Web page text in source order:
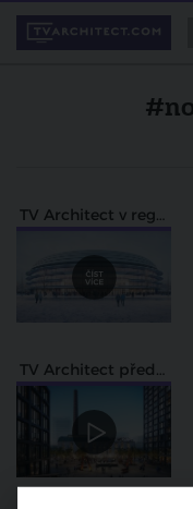
TV Architect v regionech
TV Architect představuje